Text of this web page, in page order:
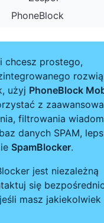
PhoneBlock
chcesz prostego,
użyj PhoneBlock
z
filtrowania
danych SPAM,
SpamBlocker.
jest niezależną
się
masz jakiekolwiek